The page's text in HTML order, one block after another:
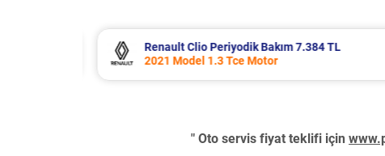
SsangYong Korando Periyodik Bakım
2021 Model 1.5 T Motor
" Oto servis fiyat teklifi için